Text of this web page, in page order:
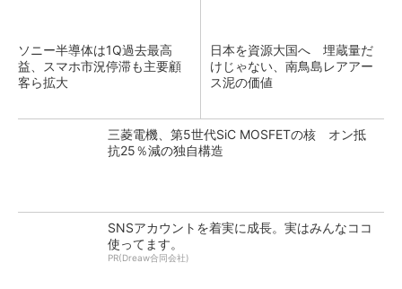
ソニー半導体は1Q過去最高
益、スマホ市況停滞も主要顧
客ら拡大
日本を資源大国へ 埋蔵量だ
けじゃない、南鳥島レアアー
ス泥の価値
三菱電機、第5世代SiC MOSFETの核 オン抵
抗25％減の独自構造
SNSアカウントを着実に成長。実はみんなココ
使ってます。
PR(Dreaw合同会社)